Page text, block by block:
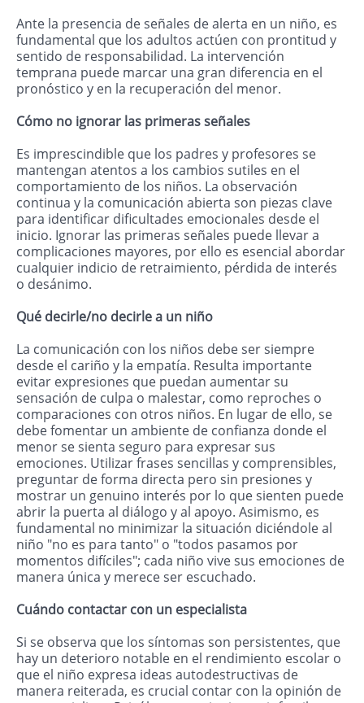
Ante la presencia de señales de alerta en un niño, es
fundamental que los adultos actúen con prontitud y
sentido de responsabilidad. La intervención
temprana puede marcar una gran diferencia en el
pronóstico y en la recuperación del menor.
Cómo no ignorar las primeras señales
Es imprescindible que los padres y profesores se
mantengan atentos a los cambios sutiles en el
comportamiento de los niños. La observación
continua y la comunicación abierta son piezas clave
para identificar dificultades emocionales desde el
inicio. Ignorar las primeras señales puede llevar a
complicaciones mayores, por ello es esencial abordar
cualquier indicio de retraimiento, pérdida de interés
o desánimo.
Qué decirle/no decirle a un niño
La comunicación con los niños debe ser siempre
desde el cariño y la empatía. Resulta importante
evitar expresiones que puedan aumentar su
sensación de culpa o malestar, como reproches o
comparaciones con otros niños. En lugar de ello, se
debe fomentar un ambiente de confianza donde el
menor se sienta seguro para expresar sus
emociones. Utilizar frases sencillas y comprensibles,
preguntar de forma directa pero sin presiones y
mostrar un genuino interés por lo que sienten puede
abrir la puerta al diálogo y al apoyo. Asimismo, es
fundamental no minimizar la situación diciéndole al
niño "no es para tanto" o "todos pasamos por
momentos difíciles"; cada niño vive sus emociones de
manera única y merece ser escuchado.
Cuándo contactar con un especialista
Si se observa que los síntomas son persistentes, que
hay un deterioro notable en el rendimiento escolar o
que el niño expresa ideas autodestructivas de
manera reiterada, es crucial contar con la opinión de